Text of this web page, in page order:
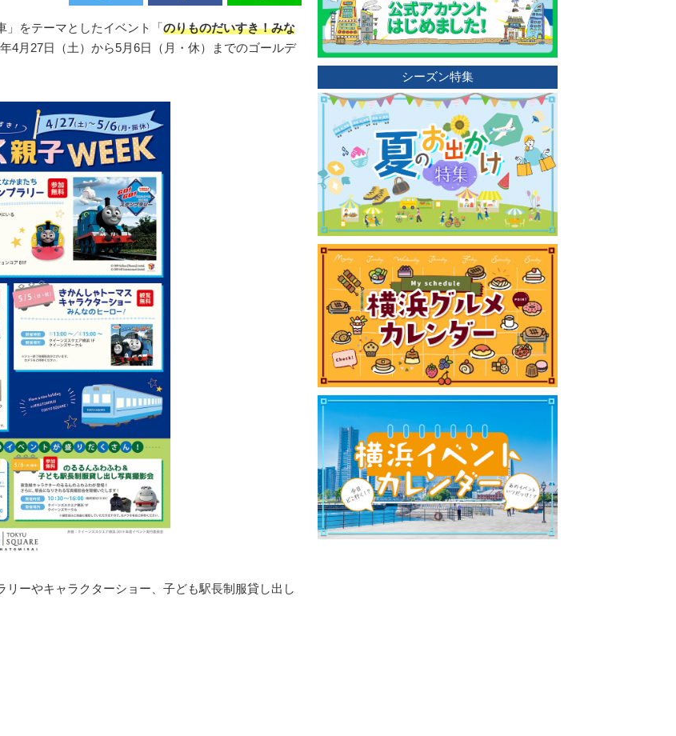
」をテーマとしたイベント「のりものだいすき！みな
年4月27日（土）から5月6日（月・休）までのゴールデ
リーやキャラクターショー、子ども駅長制服貸し出し
シーズン特集